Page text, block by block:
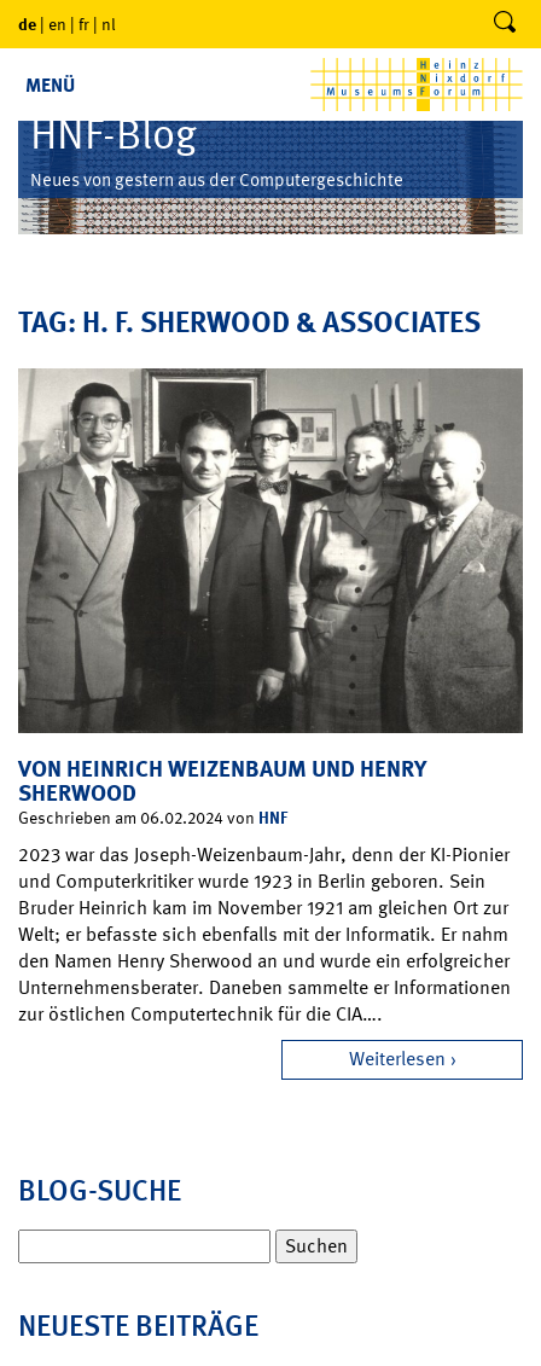
de | en | fr | nl
MENÜ
HNF-Blog
Neues von gestern aus der Computergeschichte
TAG: H. F. SHERWOOD & ASSOCIATES
VON HEINRICH WEIZENBAUM UND HENRY
SHERWOOD
Geschrieben am 06.02.2024 von HNF
2023 war das Joseph-Weizenbaum-Jahr, denn der KI-Pionier
und Computerkritiker wurde 1923 in Berlin geboren. Sein
Bruder Heinrich kam im November 1921 am gleichen Ort zur
Welt; er befasste sich ebenfalls mit der Informatik. Er nahm
den Namen Henry Sherwood an und wurde ein erfolgreicher
Unternehmensberater. Daneben sammelte er Informationen
zur östlichen Computertechnik für die CIA….
Weiterlesen
BLOG-SUCHE
nach:
NEUESTE BEITRÄGE